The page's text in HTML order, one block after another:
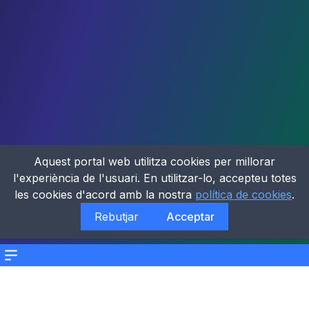
Menu
Aquest portal web utilitza cookies per millorar
l'experiència de l'usuari. En utilitzar-lo, accepteu totes
les cookies d'acord amb la nostra política de cookies.
Rebutjar
Acceptar